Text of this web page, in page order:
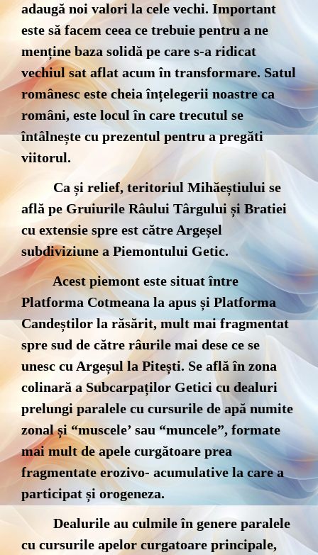
adaugă noi valori la cele vechi. Important
este să facem ceea ce trebuie pentru a ne
menține baza solidă pe care s-a ridicat
vechiul sat aflat acum în transformare. Satul
românesc este cheia înțelegerii noastre ca
români, este locul în care trecutul se
întâlnește cu prezentul pentru a pregăti
viitorul.
Ca și relief, teritoriul Mihăeștiului se
află pe Gruiurile Râului Târgului și Bratiei
cu extensie spre est către Argeșel
subdiviziune a Piemontului Getic.
Acest piemont este situat între
Platforma Cotmeana la apus și Platforma
Candeștilor la răsărit, mult mai fragmentat
spre sud de către râurile mai dese ce se
unesc cu Argeșul la Pitești. Se află în zona
colinară a Subcarpaților Getici cu dealuri
prelungi paralele cu cursurile de apă numite
zonal și “muscele’ sau “muncele”, formate
mai mult de apele curgătoare prea
fragmentate erozivo- acumulative la care a
participat și orogeneza.
Dealurile au culmile în genere paralele
cu cursurile apelor curgatoare principale,